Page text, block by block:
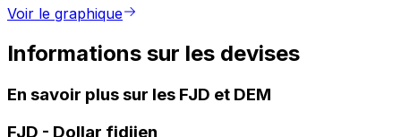
Voir le graphique
Informations sur les devises
En savoir plus sur les FJD et DEM
FJD - Dollar fidjien